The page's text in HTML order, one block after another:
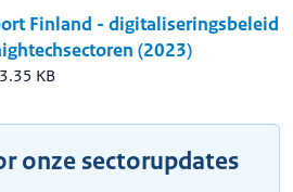
Finland - digitaliseringsbeleid
(2023)
KB
onze sectorupdates